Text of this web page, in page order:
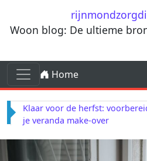
Ga naar de inhoud
Woon blog: De ultieme
Ga naar de inhoud
Hoofdnavigatie
Home
Klaar voor de herfst:
je veranda make-over